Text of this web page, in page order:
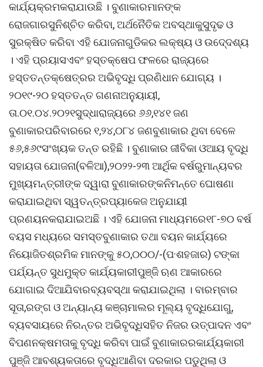
କାର୍ଯ୍ୟକ୍ରମକରାଯାଉଛି । ବୁଣାକାରମାନଙ୍କ
ରୋଜଗାରସୁନିଶ୍ଚିତ କରିବା, ଅର୍ଥନୈତିକ ଅବସ୍ଥାକୁସୁଦୃଢ ଓ
ସୁରକ୍ଷିତ କରିବା ଏହି ଯୋଜନାଗୁଡିକର ଲକ୍ଷ୍ୟ ଓ ଉଦେ୍ଦଶ୍ୟ
। ଏହି ପ୍ରୟାସଏବଂ ହସ୍ତକ୍ଷେପ ଫଳରେ ରାଜ୍ୟରେ
ହସ୍ତତନ୍ତକ୍ଷେତ୍ରର ଅଭିବୃଦ୍ଧି ପ୍ରଣିଧାନ ଯୋଗ୍ୟ ।
୨୦୧୯-୨୦ ହସ୍ତତନ୍ତ ଗଣନାଅନୁୟାୟୀ,
ତା.୦୧.୦୪.୨୦୨୧ସୁଦ୍ଧାରାଜ୍ୟରେ ୬୬,୧୪୧ ଜଣ
ବୁଣାକାରପରିବାରରେ ୧,୨୪,୦୮୪ ଜଣବୁଣାକାର ଥିବା ବେଳେ
୫୬,୫୬୯ସଂଖ୍ୟକ ତନ୍ତ ରହିଛି । ବୁଣାକାର ଜୀବିକା ଓଆୟ ବୃଦ୍ଧି
ସହାୟତା ଯୋଜନା(ବଳିଆ),୨୦୨୨-୨୩ ଆର୍ଥିକ ବର୍ଷରୁମାନ୍ୟବର
ମୁଖ୍ୟମନ୍ତ୍ରୀଙ୍କ ଦ୍ୱାରା ବୁଣାକାରଙ୍କନିମନ୍ତେ ଘୋଷଣା
କରାଯାଇଥିବା ସ୍ୱତନ୍ତ୍ରପ୍ୟାକେଜ ଅନୁଯାୟୀ
ପ୍ରଣୟନକରାଯାଇଅଛି । ଏହି ଯୋଜନା ମାଧ୍ୟମରେ୧୮-୭୦ ବର୍ଷ
ବୟସ ମଧ୍ୟରେ ସମସ୍ତବୁଣାକାର ତଥା ବୟନ କାର୍ଯ୍ୟରେ
ନିୟୋଜିତଶ୍ରମିକ ମାନଙ୍କୁ ୫୦,୦୦୦/-(ପ·ଶହଜାର) ଟଙ୍କା
ପର୍ଯ୍ୟନ୍ତ ସୁଧମୁକ୍ତ କାର୍ଯ୍ୟକାରୀପୁଞ୍ଜି ଋଣ ଆକାରରେ
ଯୋଗାଇ ଦିଆଯିବାରବ୍ୟବସ୍ଥା କରାଯାଇଥିଲା । ବାରମ୍ବାର
ସୂତା,ରଙ୍ଗ ଓ ଅନ୍ୟାନ୍ୟ କଞ୍ଚାମାଲର ମୂଲ୍ୟ ବୃଦ୍ଧିଯୋଗୁ,
ବ୍ୟବସାୟରେ ନିରନ୍ତର ଅଭିବୃଦ୍ଧିସହିତ ନିଜର ଉତ୍ପାଦନ ଏବଂ
ବିପଣନକ୍ଷମତାକୁ ବୃଦ୍ଧି କରିବା ପାଇଁ ବୁଣାକାରରକାର୍ଯ୍ୟକାରୀ
ପୁଞ୍ଜି ଆବଶ୍ୟକତାରେ ବୃଦ୍ଧିଆଣିବା ଦରକାର ପଡୁଥିଲା ଓ